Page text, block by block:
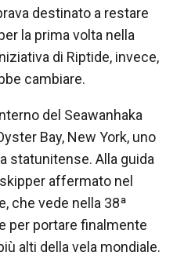
destinato a restare
la prima volta nella
di Riptide, invece,
cambiare.
del Seawanhaka
Bay, New York, uno
statunitense. Alla guida
affermato nel
che vede nella 38ª
per portare finalmente
alti della vela mondiale.